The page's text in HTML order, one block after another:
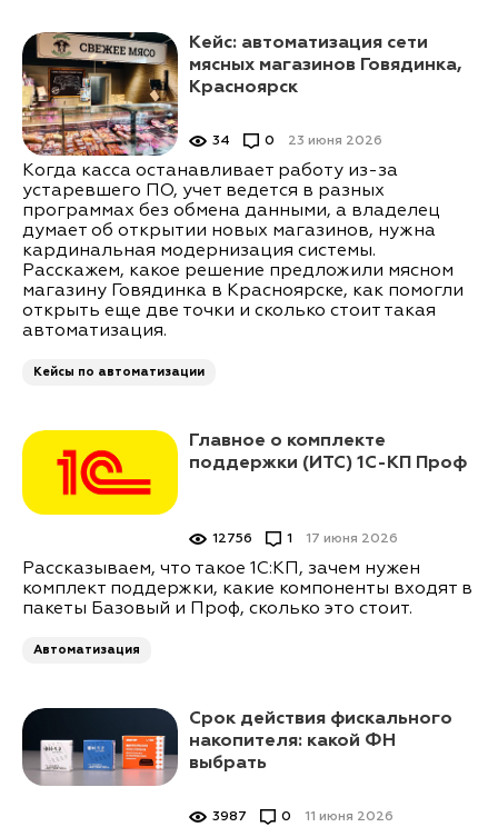
Кейс: автоматизация сети
мясных магазинов Говядинка,
Красноярск
23 июня 2026
34 0
Когда касса останавливает работу из-за
устаревшего ПО, учет ведется в разных
программах без обмена данными, а владелец
думает об открытии новых магазинов, нужна
кардинальная модернизация системы.
Расскажем, какое решение предложили мясном
магазину Говядинка в Красноярске, как помогли
открыть еще две точки и сколько стоит такая
автоматизация.
Кейсы по автоматизации
Главное о комплекте
поддержки (ИТС) 1С-КП Проф
17 июня 2026
12756 1
Рассказываем, что такое 1С:КП, зачем нужен
комплект поддержки, какие компоненты входят в
пакеты Базовый и Проф, сколько это стоит.
Автоматизация
Срок действия фискального
накопителя: какой ФН
выбрать
11 июня 2026
3987 0